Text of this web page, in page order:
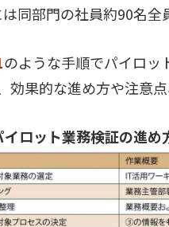
同部門の社員約90名
のような手順でパイロッ
効果的な進め方や注意
ロット業務検証の進め